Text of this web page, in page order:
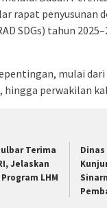
rapat penyusunan
SDGs) tahun
mulai
perwakilan
Terima
Jelaskan
LHM
Dinas